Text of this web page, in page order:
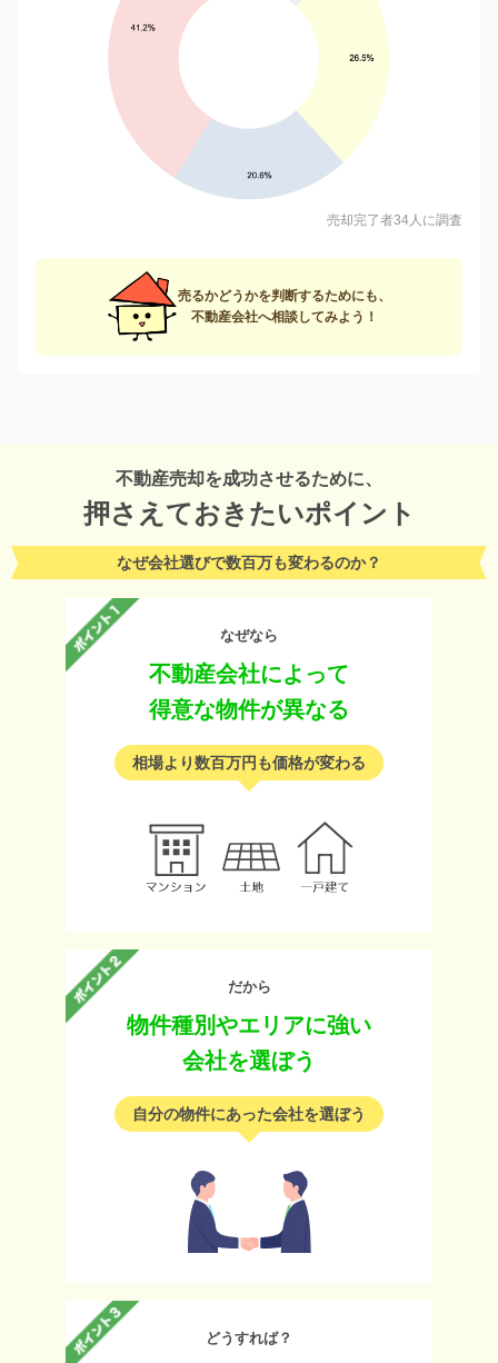
売却完了者34人に調査
売るかどうかを判断するためにも、
不動産会社へ相談してみよう！
不動産売却を成功させるために、
押さえておきたいポイント
なぜ会社選びで数百万も変わるのか？
なぜなら
不動産会社によって
得意な物件が異なる
相場より数百万円も価格が変わる
だから
物件種別やエリアに強い
会社を選ぼう
自分の物件にあった会社を選ぼう
どうすれば？